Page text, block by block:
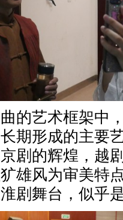
艺术框架中
期形成的主要
剧的辉煌，越
雄风为审美特
剧舞台，似乎